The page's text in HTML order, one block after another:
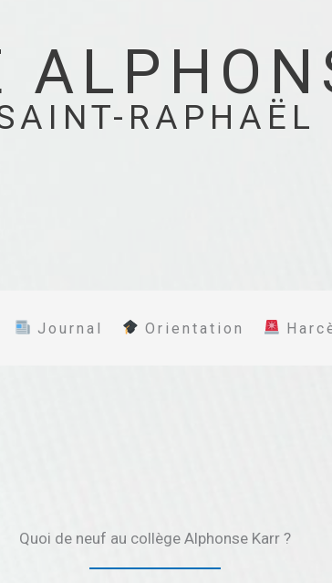
RAPHAËL
Journal Orientation
Quoi de neuf au collège Alphonse Karr ?